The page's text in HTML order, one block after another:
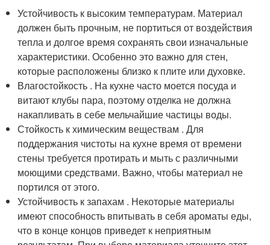
Устойчивость к высоким температурам. Материал
должен быть прочным, не портиться от воздействия
тепла и долгое время сохранять свои изначальные
характеристики. Особенно это важно для стен,
которые расположены близко к плите или духовке.
Влагостойкость . На кухне часто моется посуда и
витают клубы пара, поэтому отделка не должна
накапливать в себе мельчайшие частицы воды.
Стойкость к химическим веществам . Для
поддержания чистоты на кухне время от времени
стены требуется протирать и мыть с различными
моющими средствами. Важно, чтобы материал не
портился от этого.
Устойчивость к запахам . Некоторые материалы
имеют способность впитывать в себя ароматы еды,
что в конце концов приведет к неприятным